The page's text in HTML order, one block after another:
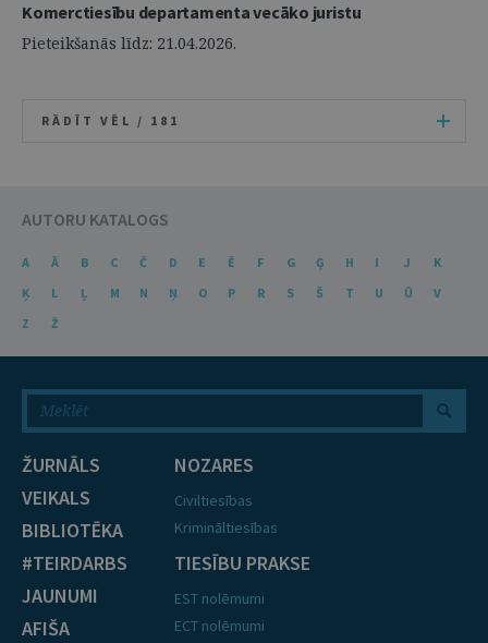
Komerctiesību departamenta vecāko juristu
Pieteikšanās līdz: 21.04.2026.
RĀDĪT VĒL / 181
AUTORU KATALOGS
A Ā B C Č D E Ē F G Ģ H I J
K
Ķ
L Ļ M N Ņ O P R S Š T U Ū
V
Z
Ž
ŽURNĀLS
VEIKALS
BIBLIOTĒKA
#TEIRDARBS
JAUNUMI
AFIŠA
NOZARES
Civiltiesības
Krimināltiesības
TIESĪBU PRAKSE
EST nolēmumi
ECT nolēmumi